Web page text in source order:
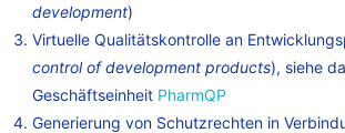
development)
Virtuelle Qualitätskontrolle an
control of development products), siehe
Geschäftseinheit PharmQP
Generierung von Schutzrechten in